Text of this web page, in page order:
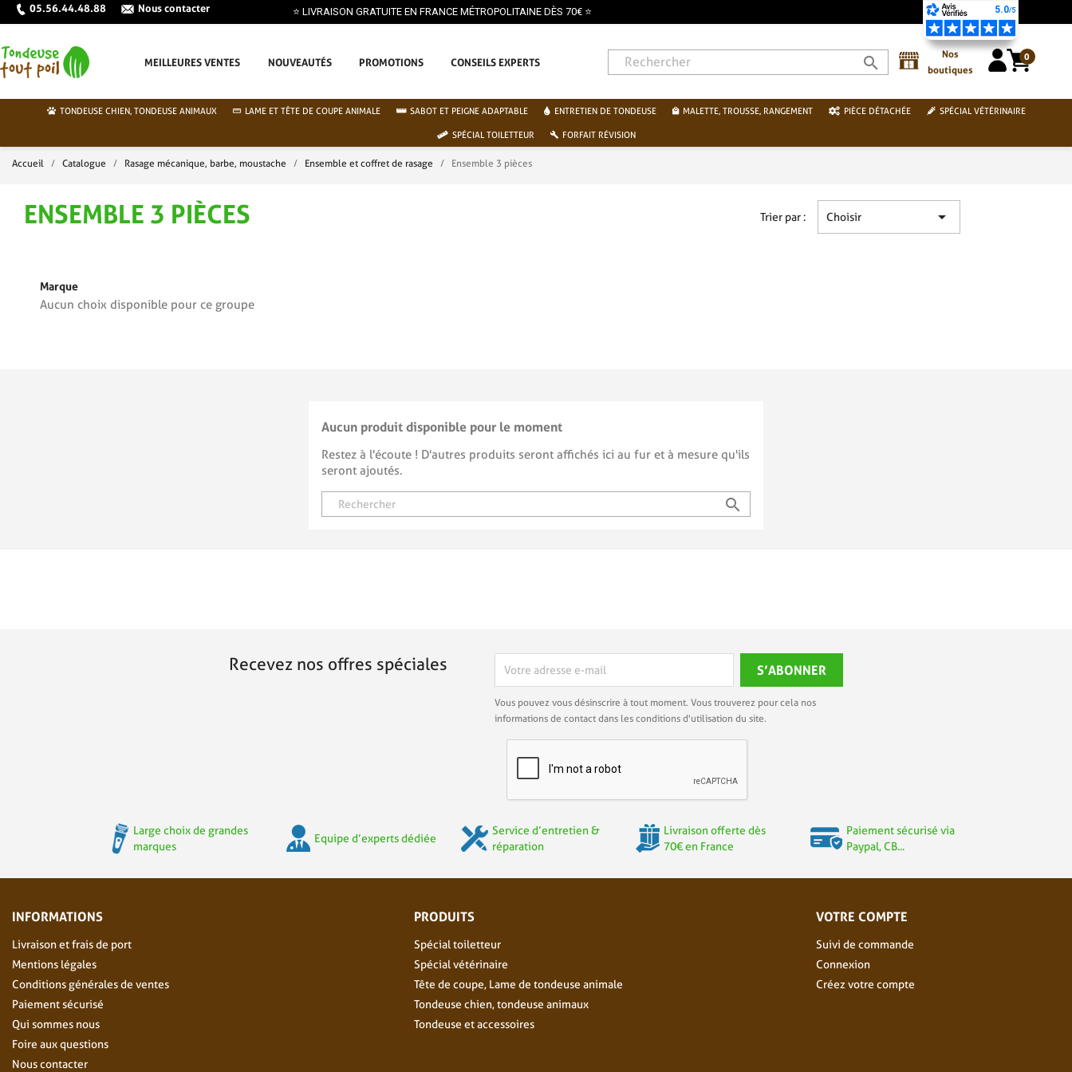
05.56.44.48.88 Nous contacter
EN FRANCE MÉTROPOLITAINE DÈS 70€ ⭐
MEILLEURES VENTES NOUVEAUTÉS PROMOTIONS CONSEILS EXPERTS search
Nos
boutiques
0
TONDEUSE CHIEN, TONDEUSE ANIMAUX LAME ET TÊTE DE COUPE ANIMALE SABOT ET PEIGNE ADAPTABLE ENTRETIEN DE TONDEUSE MALETTE, TROUSSE, RANGEMENT PIÈCE DÉTACHÉE SPÉCIAL VÉTÉRINAIRE
SPÉCIAL TOILETTEUR FORFAIT RÉVISION
Accueil Catalogue Rasage mécanique, barbe, moustache Ensemble et coffret de rasage Ensemble 3 pièces
ENSEMBLE 3 PIÈCES Trier par : Choisir 
Marque
Aucun choix disponible pour ce groupe
Aucun produit disponible pour le moment
Restez à l'écoute ! D'autres produits seront affichés ici au fur et à mesure qu'ils
seront ajoutés.
search
Recevez nos offres spéciales
Vous pouvez vous désinscrire à tout moment. Vous trouverez pour cela nos
informations de contact dans les conditions d'utilisation du site.
Large choix de grandes
marques
Equipe d’experts dédiée
Service d’entretien &
réparation
Livraison offerte dès
70€ en France
Paiement sécurisé via
Paypal, CB...
INFORMATIONS
Livraison et frais de port
Mentions légales
Conditions générales de ventes
Paiement sécurisé
Qui sommes nous
Foire aux questions
Nous contacter
PRODUITS
Spécial toiletteur
Spécial vétérinaire
Tête de coupe, Lame de tondeuse animale
Tondeuse chien, tondeuse animaux
Tondeuse et accessoires
VOTRE COMPTE
Suivi de commande
Connexion
Créez votre compte